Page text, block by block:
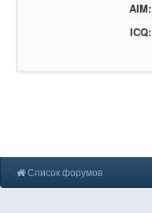
AIM:
ICQ:
Список форумов